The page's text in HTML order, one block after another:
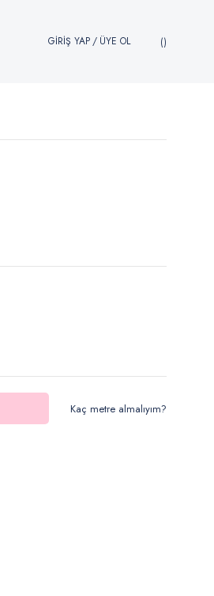
GİRİŞ YAP/ ÜYE OL
Kaç metre almalıyım?